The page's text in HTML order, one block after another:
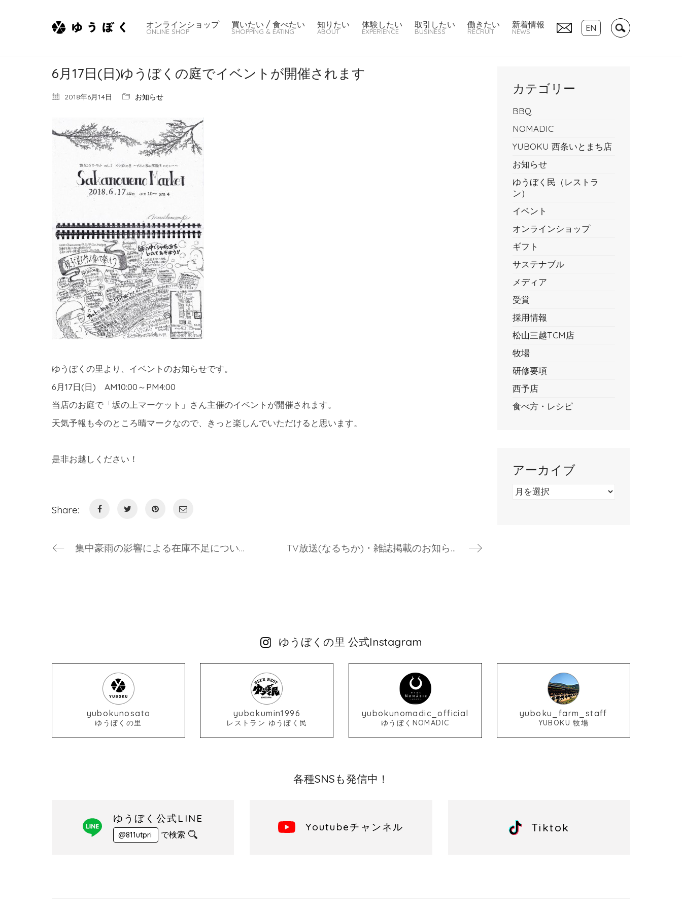
オンラインショップ
ONLINE SHOP
買いたい / 食べたい
SHOPPING & EATING
知りたい
ABOUT
体験したい
EXPERIENCE
取引したい
BUSINESS
働きたい
RECRUIT
新着情報
NEWS EN
6月17日(日)ゆうぼくの庭でイベントが開催されます
2018年6月14日 お知らせ
ゆうぼくの里より、イベントのお知らせです。
6月17日(日) AM10:00～PM4:00
当店のお庭で「坂の上マーケット」さん主催のイベントが開催されます。
天気予報も今のところ晴マークなので、きっと楽しんでいただけると思います。
是非お越しください！
Share:
集中豪雨の影響による在庫不足について TV放送(なるちか)・雑誌掲載のお知らせ
カテゴリー
BBQ
NOMADIC
YUBOKU 西条いとまち店
お知らせ
ゆうぼく民（レストラ
ン）
イベント
オンラインショップ
ギフト
サステナブル
メディア
受賞
採用情報
松山三越TCM店
牧場
研修要項
西予店
食べ方・レシピ
アーカイブ
ア
ゆうぼくの里 公式Instagram
yubokunosato
ゆうぼくの里
yubokumin1996
レストラン ゆうぼく民
yubokunomadic_official
ゆうぼくNOMADIC
yuboku_farm_staff
YUBOKU 牧場
各種SNSも発信中！
ゆうぼく公式LINE
@811utpri で検索
Youtubeチャンネル Tiktok